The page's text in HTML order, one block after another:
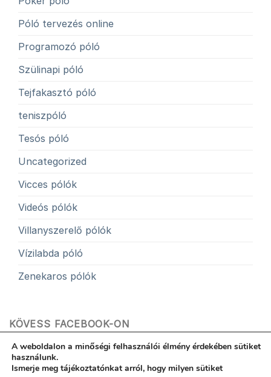
Póló tervezés online
Programozó póló
Szülinapi póló
Tejfakasztó póló
teniszpóló
Tesós póló
Uncategorized
Vicces pólók
Videós pólók
Villanyszerelő pólók
Vízilabda póló
Zenekaros pólók
KÖVESS FACEBOOK-ON
A weboldalon a minőségi felhasználói élmény érdekében sütiket
használunk.
Ismerje meg tájékoztatónkat arról, hogy milyen sütiket